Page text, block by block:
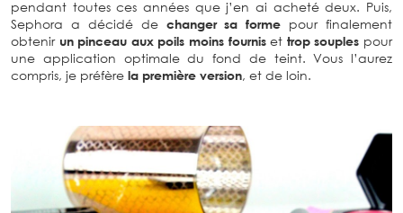
pendant toutes ces années que j’en ai acheté deux. Puis,
Sephora a décidé de changer sa forme pour finalement
obtenir un pinceau aux poils moins fourniset trop souples pour
une application optimale du fond de teint. Vous l’aurez
compris, je préfère la première version, et de loin.